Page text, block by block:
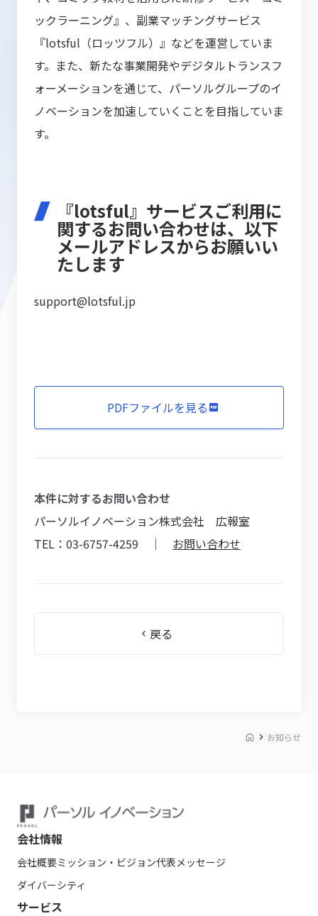
ックラーニング』、副業マッチングサービス
『lotsful（ロッツフル）』などを運営していま
す。また、新たな事業開発やデジタルトランスフ
ォーメーションを通じて、パーソルグループのイ
ノベーションを加速していくことを目指していま
す。
『lotsful』サービスご利用に
関するお問い合わせは、以下
メールアドレスからお願いい
たします
support@lotsful.jp
PDFファイルを見る
本件に対するお問い合わせ
パーソルイノベーション株式会社 広報室
TEL：03-6757-4259 ｜ お問い合わせ
戻る
お知らせ
会社情報
会社概要ミッション・ビジョン代表メッセージ
ダイバーシティ
サービス